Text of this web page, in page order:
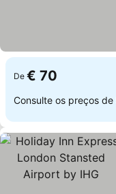
De € 70
Consulte os preços de